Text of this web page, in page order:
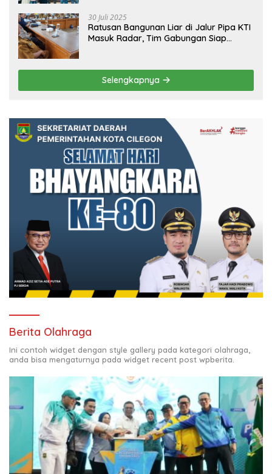
30 Juli 2025
Ratusan Bangunan Liar di Jalur Pipa KTI
Masuk Radar, Tim Gabungan Siap
Selengkapnya
Berita Olahraga
Ini contoh widget dengan style gallery pada kategori olahraga,
anda bisa mengaturnya pada widget recent post wpberita.